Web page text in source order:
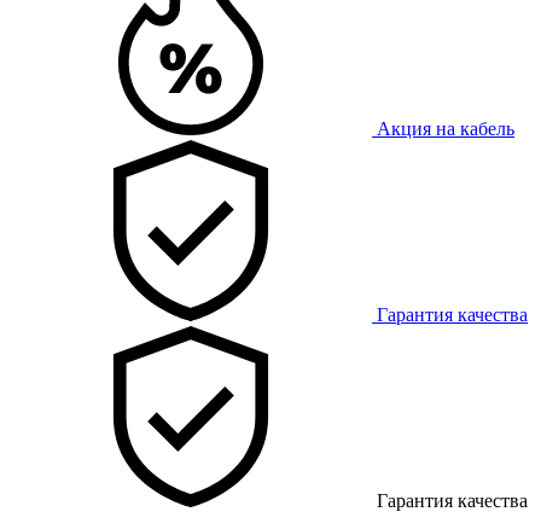
Акция на кабель
Гарантия качества
Гарантия качества